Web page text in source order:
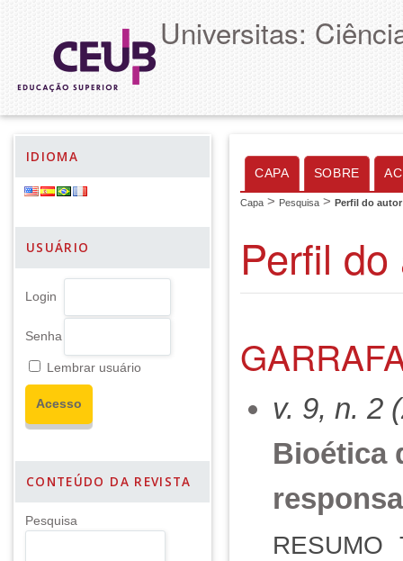
Universitas:
IDIOMA
USUÁRIO
Login
Senha
Lembrar usuário
CONTEÚDO DA REVISTA
Pesquisa
CAPA SOBRE
Capa > Pesquisa > Perfil do autor
Perfil
v. 9, n. 2
Bioética
RESUMO